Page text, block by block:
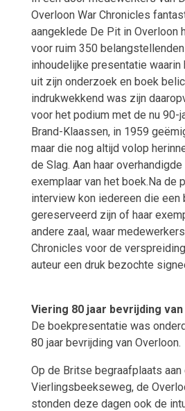
Overloon War Chronicles
aangeklede De Pit in Overloon
voor ruim 350
inhoudelijke presentatie
uit zijn onderzoek en boek
indrukwekkend was zijn
voor het podium met de nu 90-
Brand-Klaassen, in 1959
maar die nog altijd volop
de Slag. Aan haar
exemplaar van het boek.Na de
interview kon iedereen die een
gereserveerd zijn of haar
andere zaal, waar
Chronicles voor de
auteur een druk bezochte
Viering 80 jaar bevrijding
De boekpresentatie was
80 jaar bevrijding van Overloon.
Op de Britse begraafplaats aan
Vierlingsbeekseweg, de
stonden deze dagen ook de